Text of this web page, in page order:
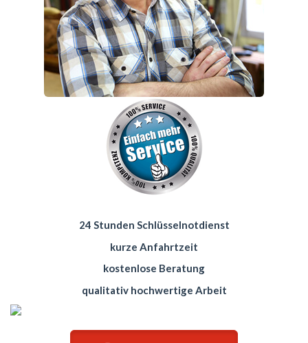
24 Stunden Schlüsselnotdienst
kurze Anfahrtzeit
kostenlose Beratung
qualitativ hochwertige Arbeit